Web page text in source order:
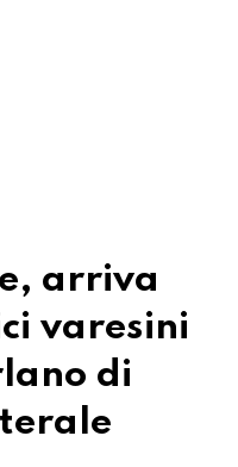
arriva
varesini
di